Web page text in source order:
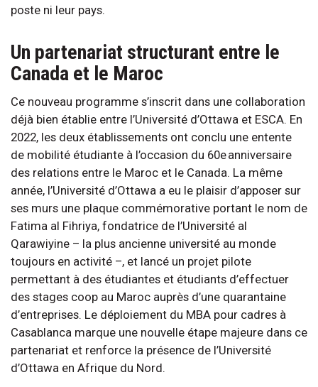
poste ni leur pays.
Un partenariat structurant entre le
Canada et le Maroc
Ce nouveau programme s’inscrit dans une collaboration
déjà bien établie entre l’Université d’Ottawa et ESCA. En
2022, les deux établissements ont conclu une entente
de mobilité étudiante à l’occasion du 60e anniversaire
des relations entre le Maroc et le Canada. La même
année, l’Université d’Ottawa a eu le plaisir d’apposer sur
ses murs une plaque commémorative portant le nom de
Fatima al Fihriya, fondatrice de l’Université al
Qarawiyine – la plus ancienne université au monde
toujours en activité –, et lancé un projet pilote
permettant à des étudiantes et étudiants d’effectuer
des stages coop au Maroc auprès d’une quarantaine
d’entreprises. Le déploiement du MBA pour cadres à
Casablanca marque une nouvelle étape majeure dans ce
partenariat et renforce la présence de l’Université
d’Ottawa en Afrique du Nord.